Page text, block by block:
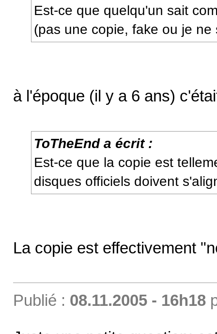
Est-ce que quelqu'un sait
(pas une copie, fake ou je
à l'époque (il y a 6 ans)
ToTheEnd a écrit :
Est-ce que la copie est
disques officiels doivent
La copie est effectivement
Publié : 08.11.2005 - 16h18